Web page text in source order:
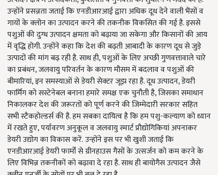
उन्होंने प्रसन्नता जताई कि एनडीआरआई द्वारा अधिक दूध देने वाली भैंसों व
गायों के क्लोन का उत्पादन करने की तकनीक विकसित की गई है. इससे
पशुओं की दुग्ध उत्पादन क्षमता को बढ़ाया जा सकेगा और किसानों की आय
में वृद्धि होगी. उन्होंने कहा कि देश की बढ़ती आबादी के कारण दूध से जुड़े
उत्पादों की मांग बढ़ रही है. साथ ही, पशुओं के लिए अच्छी गुणवत्तावाले चारे
का प्रबंधन, जलवायु परिवर्तन के कारण मौसम में बदलाव व पशुओं की
बीमारियां, इन समस्याओं से डेयरी सेक्टर जूझ रहा है. दूध उत्पादन, डेयरी
फार्मिंग को सस्टेनेबल बनाना हमारे समक्ष एक चुनौती है, जिसका समाधान
निकालकर देश की जरूरतों को पूर्ण करने की जिम्मेदारी सरकार सहित
सभी स्टैकहोल्डर्स की है. हम सबका दायित्व है कि हम पशु-कल्याण को ध्यान
में रखते हुए, पर्यावरण अनुकूल व जलवायु स्मार्ट प्रौद्योगिकियां अपनाकर
डेयरी उद्योग का विकास करें. उन्होंने इस पर भी खुशी जताई कि
एनडीआरआई डेयरी फार्मों से ग्रीनहाउस गैसों के उत्सर्जन को कम करने के
लिए विभिन्न तकनीकों को बढ़ावा दे रहा है. साथ ही बायोगैस उत्पादन जैसे